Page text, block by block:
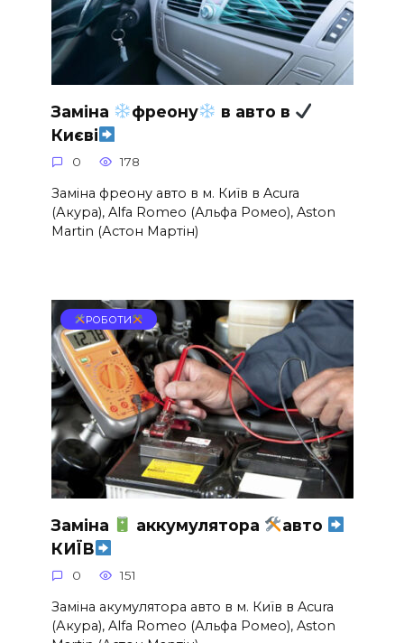
Заміна фреону
в авто в
Києві
0 178
Заміна фреону авто в м. Київ в Acura
(Акура), Alfa Romeo (Альфа Ромео), Aston
Martin (Астон Мартін)
РОБОТИ
Заміна аккумулятора
авто
КИЇВ
0 151
Заміна акумулятора авто в м. Київ в Acura
(Акура), Alfa Romeo (Альфа Ромео), Aston